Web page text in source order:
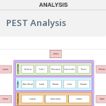
PEST Analysis